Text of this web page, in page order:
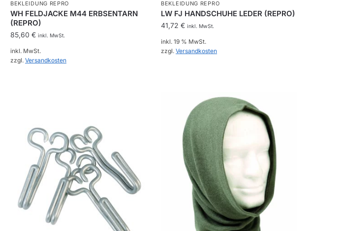
BEKLEIDUNG REPRO
WH FELDJACKE M44 ERBSENTARN
(REPRO)
85,60 € inkl. MwSt.
inkl. MwSt.
zzgl. Versandkosten
Varianten
Optionen
können
der
Produktseite
BEKLEIDUNG REPRO
LW FJ HANDSCHUHE LEDER (REPRO)
41,72€ inkl. MwSt.
inkl. 19 % MwSt.
zzgl.Versandkosten